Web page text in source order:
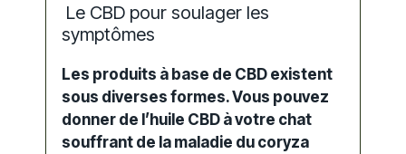
Le CBD pour soulager les
symptômes
Les produits à base de CBD existent
sous diverses formes. Vous pouvez
donner de l’huile CBD à votre chat
souffrant de la maladie du coryza